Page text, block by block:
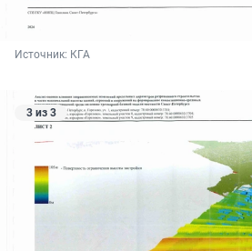
Источник: КГА
3 из 3